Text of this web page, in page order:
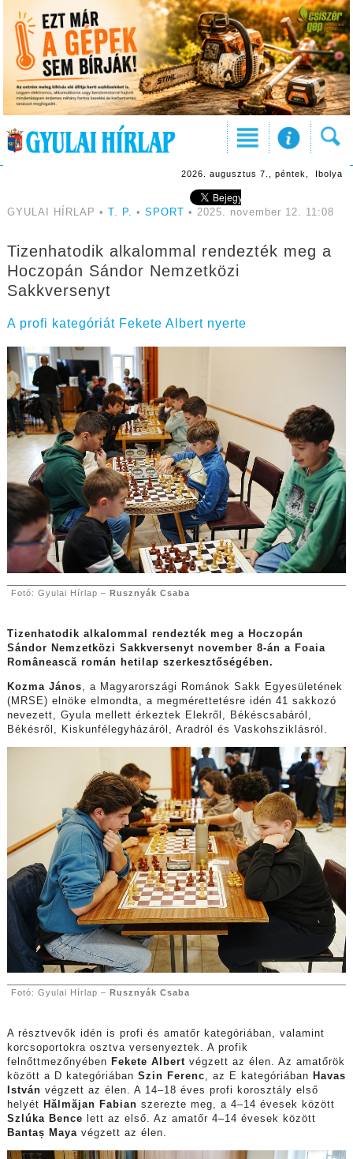
2026. augusztus 7., péntek, Ibolya
GYULAI HÍRLAP • T. P. • SPORT • 2025. november 12. 11:08
Tizenhatodik alkalommal rendezték meg a
Hoczopán Sándor Nemzetközi
Sakkversenyt
A profi kategóriát Fekete Albert nyerte
Fotó: Gyulai Hírlap – Rusznyák Csaba
Tizenhatodik alkalommal rendezték meg a Hoczopán
Sándor Nemzetközi Sakkversenyt november 8-án a Foaia
Românească román hetilap szerkesztőségében.
Kozma János, a Magyarországi Románok Sakk Egyesületének
(MRSE) elnöke elmondta, a megmérettetésre idén 41 sakkozó
nevezett, Gyula mellett érkeztek Elekről, Békéscsabáról,
Békésről, Kiskunfélegyházáról, Aradról és Vaskohsziklásról.
Fotó: Gyulai Hírlap – Rusznyák Csaba
A résztvevők idén is profi és amatőr kategóriában, valamint
korcsoportokra osztva versenyeztek. A profik
felnőttmezőnyében Fekete Albert végzett az élen. Az amatőrök
között a D kategóriában Szin Ferenc, az E kategóriában Havas
István végzett az élen. A 14–18 éves profi korosztály első
helyét Hălmăjan Fabian szerezte meg, a 4–14 évesek között
Szlúka Bence
lett az első. Az amatőr 4–14 évesek között
Bantaș Mayavégzett az élen.